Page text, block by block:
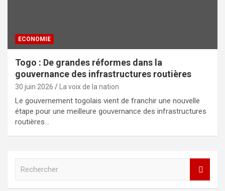
ECONOMIE
Togo : De grandes réformes dans la
gouvernance des infrastructures routières
30 juin 2026 La voix de la nation
Le gouvernement togolais vient de franchir une nouvelle
étape pour une meilleure gouvernance des infrastructures
routières…